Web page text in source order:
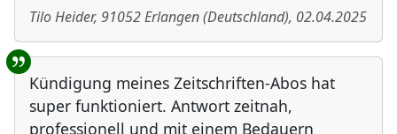
Tilo Heider, 91052Erlangen(Deutschland), 02.04.2025
Kündigung meines Zeitschriften-Abos hat
super funktioniert. Antwort zeitnah,
professionell und mit einem Bedauern